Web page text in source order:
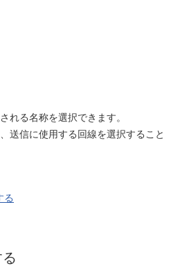
れる名称を選択できます。
送信に使用する回線を選択すること
る